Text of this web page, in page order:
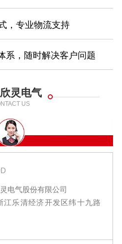
，专业物流支持
系，随时解决客户问题
灵电气
US
电气股份有限公司
江乐清经济开发区纬十九路